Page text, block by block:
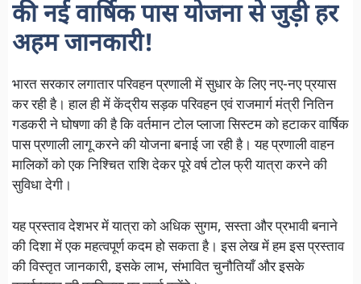
की नई वार्षिक पास योजना से जुड़ी हर
अहम जानकारी!
भारत सरकार लगातार परिवहन प्रणाली में सुधार के लिए नए-नए प्रयास
कर रही है। हाल ही में केंद्रीय सड़क परिवहन एवं राजमार्ग मंत्री नितिन
गडकरी ने घोषणा की है कि वर्तमान टोल प्लाजा सिस्टम को हटाकर वार्षिक
पास प्रणाली लागू करने की योजना बनाई जा रही है। यह प्रणाली वाहन
मालिकों को एक निश्चित राशि देकर पूरे वर्ष टोल फ्री यात्रा करने की
सुविधा देगी।
यह प्रस्ताव देशभर में यात्रा को अधिक सुगम, सस्ता और प्रभावी बनाने
की दिशा में एक महत्वपूर्ण कदम हो सकता है। इस लेख में हम इस प्रस्ताव
की विस्तृत जानकारी, इसके लाभ, संभावित चुनौतियाँ और इसके